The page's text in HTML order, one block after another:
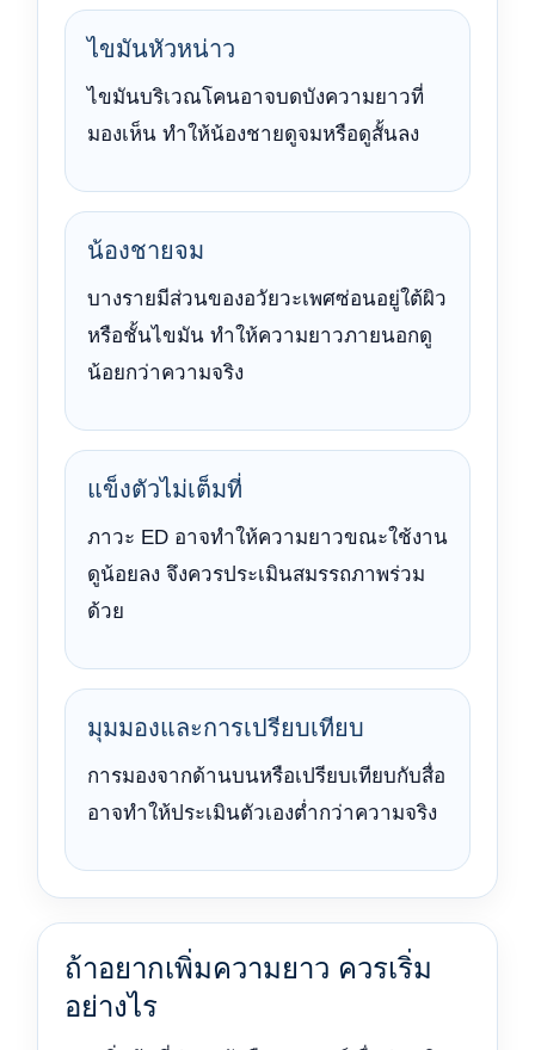
ไขมันหัวหน่าว
ไขมันบริเวณโคนอาจบดบังความยาวที่
มองเห็น ทำให้น้องชายดูจมหรือดูสั้นลง
น้องชายจม
บางรายมีส่วนของอวัยวะเพศซ่อนอยู่ใต้ผิว
หรือชั้นไขมัน ทำให้ความยาวภายนอกดู
น้อยกว่าความจริง
แข็งตัวไม่เต็มที่
ภาวะ ED อาจทำให้ความยาวขณะใช้งาน
ดูน้อยลง จึงควรประเมินสมรรถภาพร่วม
ด้วย
มุมมองและการเปรียบเทียบ
การมองจากด้านบนหรือเปรียบเทียบกับสื่อ
อาจทำให้ประเมินตัวเองต่ำกว่าความจริง
ถ้าอยากเพิ่มความยาว ควรเริ่ม
อย่างไร